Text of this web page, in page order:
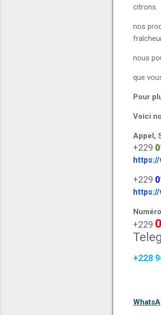
citrons.
nos
nous
que
Pour
Voici
Appel,
+229
https://
+229
https://
+229
+228